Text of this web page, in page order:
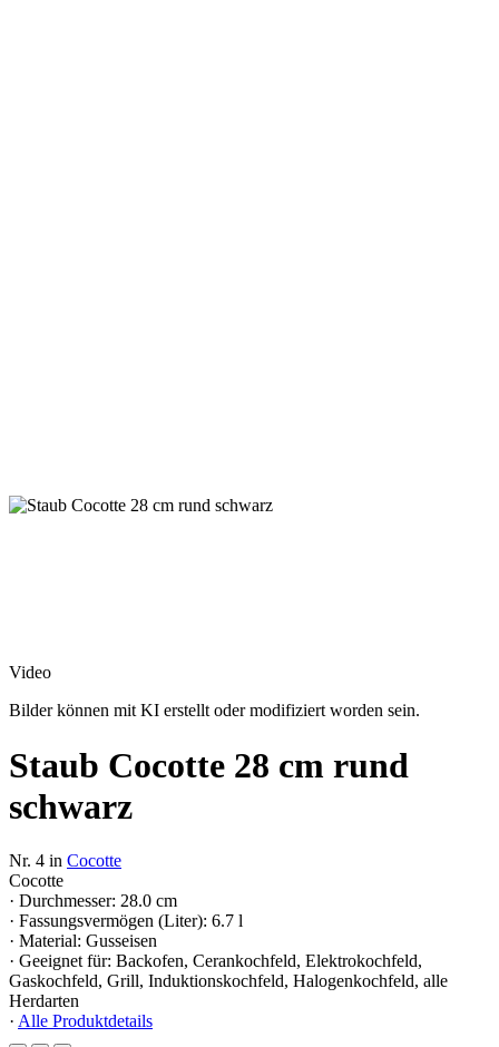
Video
Bilder können mit KI erstellt oder modifiziert worden sein.
Staub Cocotte 28 cm rund
schwarz
Nr. 4 in Cocotte
Cocotte
· Durchmesser: 28.0 cm
· Fassungsvermögen (Liter): 6.7 l
· Material: Gusseisen
· Geeignet für: Backofen, Cerankochfeld, Elektrokochfeld,
Gaskochfeld, Grill, Induktionskochfeld, Halogenkochfeld, alle
Herdarten
· Alle Produktdetails